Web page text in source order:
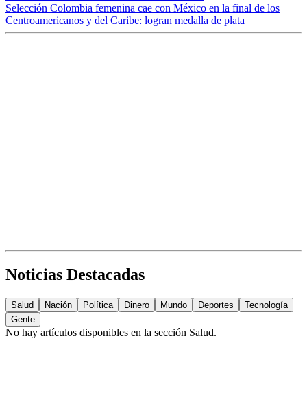
Selección Colombia femenina cae con México en la final de los
Centroamericanos y del Caribe: logran medalla de plata
Noticias Destacadas
Salud Nación Política Dinero Mundo Deportes
Tecnología
Gente
No hay artículos disponibles en la sección Salud.